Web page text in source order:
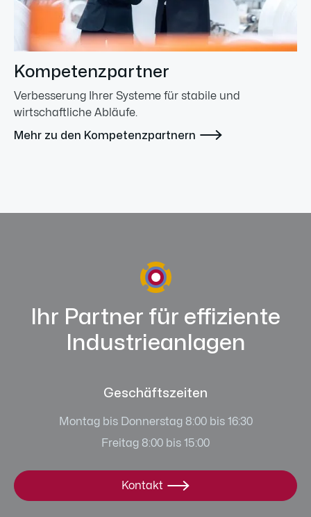
Kompetenzpartner
Verbesserung Ihrer Systeme für stabile und
wirtschaftliche Abläufe.
Mehr zu den Kompetenzpartnern 
Ihr Partner für effiziente
Industrieanlagen
Geschäftszeiten
Montag bis Donnerstag 8:00 bis 16:30
Freitag 8:00 bis 15:00
Kontakt 